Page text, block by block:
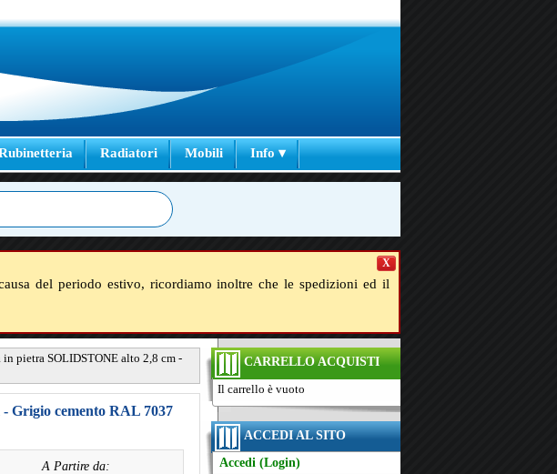
Radiatori Mobili Info ▾
del periodo estivo, ricordiamo inoltre che le spedizioni ed il
X
CARRELLO ACQUISTI
Il carrello è vuoto
ACCEDI AL SITO
Accedi (Login)
pietra SOLIDSTONE alto 2,8 cm -
Grigio cemento RAL 7037
A Partire da: